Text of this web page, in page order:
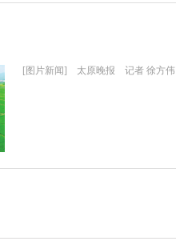
[图片新闻] 太原晚报 记者 徐方伟